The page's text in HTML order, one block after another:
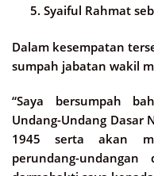
Syaiful Rahmat
Dalam kesempatan
sumpah jabatan wakil
“Saya bersumpah
Undang-Undang Dasar
1945 serta akan
perundang-